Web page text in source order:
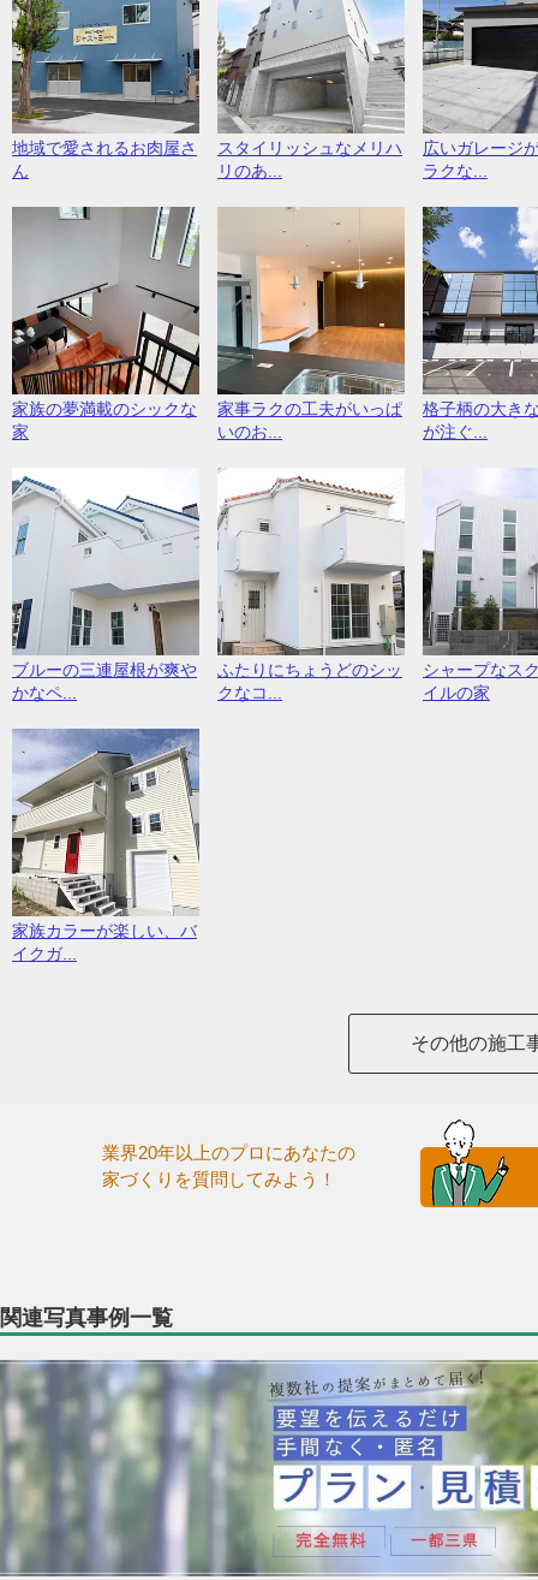
地域で愛されるお肉屋さ
ん
スタイリッシュなメリハ
リのあ...
広いガレージ
ラクな...
家族の夢満載のシックな
家
家事ラクの工夫がいっぱ
いのお...
格子柄の大き
が注ぐ...
ブルーの三連屋根が爽や
かなペ...
ふたりにちょうどのシッ
クなコ...
シャープなス
イルの家
家族カラーが楽しい、バ
イクガ...
その他の施工
業界20年以上のプロにあなたの
家づくりを質問してみよう！
関連写真事例一覧